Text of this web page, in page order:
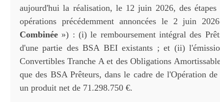
aujourd'hui la réalisation, le 12 juin 2026, des étapes
opérations précédemment annoncées le 2 juin
Combinée ») : (i) le remboursement intégral des
d'une partie des BSA BEI existants ; et (ii)
Convertibles Tranche A et des Obligations
que des BSA Prêteurs, dans le cadre de l'Opération
un produit net de 71.298.750 €.